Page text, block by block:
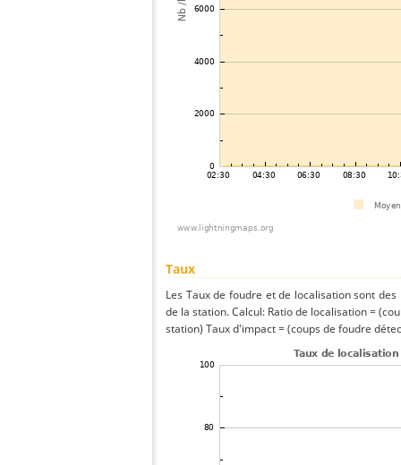
Taux
Les Taux de foudre et de localisation sont
de la station. Calcul: Ratio de localisation =
station) Taux d'impact = (coups de foudre